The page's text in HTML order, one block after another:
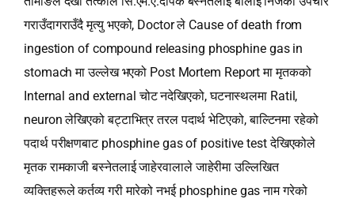
गराउँदागराउँदै मृत्यु भएको, Doctor ले Cause of death from
ingestion of compound releasing phosphine gas in
stomach मा उल्लेख भएको Post Mortem Report मा मृतकको
Internal and external चोट नदेखिएको, घटनास्थलमा Ratil,
neuron लेखिएको बट्टाभित्र तरल पदार्थ भेटिएको, बाल्टिनमा रहेको
पदार्थ परीक्षणबाट phosphine gas of positive test देखिएकोले
मृतक रामकाजी बस्नेतलाई जाहेरवालाले जाहेरीमा उल्लिखित
व्यक्तिहरूले कर्तव्य गरी मारेको नभई phosphine gas नाम गरेको